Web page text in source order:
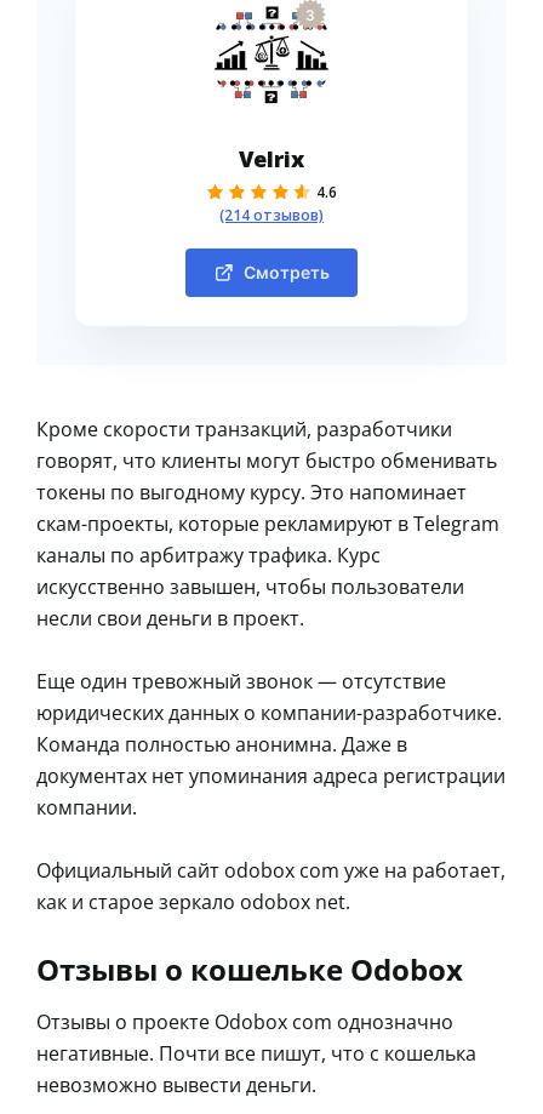
3
Velrix
4.6
(214 отзывов)
Смотреть
Кроме скорости транзакций, разработчики
говорят, что клиенты могут быстро обменивать
токены по выгодному курсу. Это напоминает
скам-проекты, которые рекламируют в Telegram
каналы по арбитражу трафика. Курс
искусственно завышен, чтобы пользователи
несли свои деньги в проект.
Еще один тревожный звонок — отсутствие
юридических данных о компании-разработчике.
Команда полностью анонимна. Даже в
документах нет упоминания адреса регистрации
компании.
Официальный сайт odobox com уже на работает,
как и старое зеркало odobox net.
Отзывы о кошельке Odobox
Отзывы о проекте Odobox com однозначно
негативные. Почти все пишут, что с кошелька
невозможно вывести деньги.